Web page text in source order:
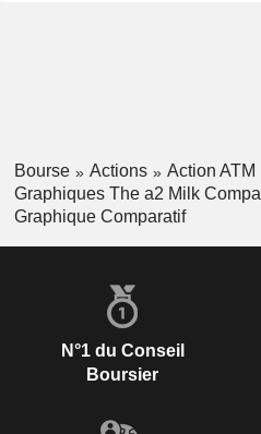
Bourse Actions
Action ATM
Graphiques The a2 Milk
Graphique Comparatif
N°1 du Conseil
Boursier